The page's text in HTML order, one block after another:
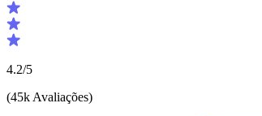
4.2/5
(45k Avaliações)